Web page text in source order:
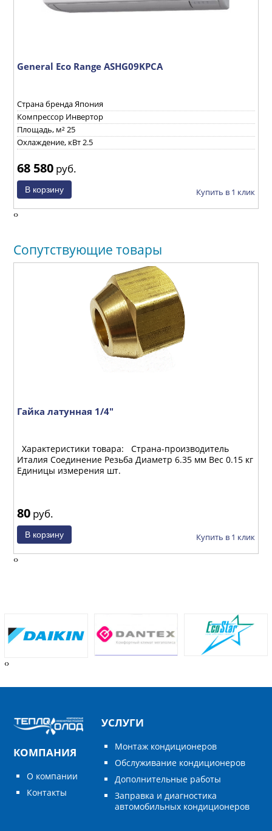
General Eco Range ASHG09KPCA
Страна бренда Япония
Компрессор Инвертор
Площадь, м² 25
Охлаждение, кВт 2.5
68 580 руб.
Купить в 1 клик
‹›
Сопутствующие товары
Гайка латунная 1/4"
Характеристики товара: Страна-производитель
Италия Соединение Резьба Диаметр 6.35 мм Вес 0.15 кг
Единицы измерения шт.
80 руб.
Купить в 1 клик
‹›
‹›
КОМПАНИЯ
О компании
Контакты
УСЛУГИ
Монтаж кондиционеров
Обслуживание кондиционеров
Дополнительные работы
Заправка и диагностика
автомобильных кондиционеров